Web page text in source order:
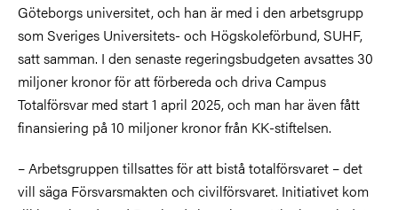
Göteborgs universitet, och han är med i den arbetsgrupp
som Sveriges Universitets- och Högskoleförbund, SUHF,
satt samman. I den senaste regeringsbudgeten avsattes 30
miljoner kronor för att förbereda och driva Campus
Totalförsvar med start 1 april 2025, och man har även fått
finansiering på 10 miljoner kronor från KK-stiftelsen.
– Arbetsgruppen tillsattes för att bistå totalförsvaret – det
vill säga Försvarsmakten och civilförsvaret. Initiativet kom